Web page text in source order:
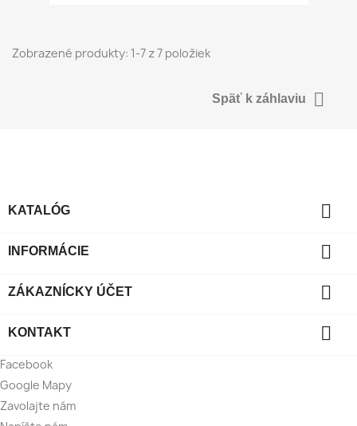
Zobrazené produkty: 1-7 z 7 položiek
Späť k záhlaviu 
KATALÓG 
INFORMÁCIE 
ZÁKAZNÍCKY ÚČET 
KONTAKT 
Facebook
Google Mapy
Zavolajte nám